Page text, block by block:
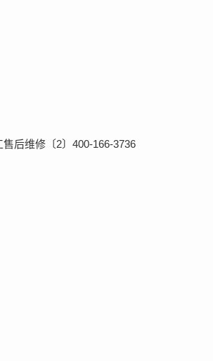
后维修〔2〕400-166-3736